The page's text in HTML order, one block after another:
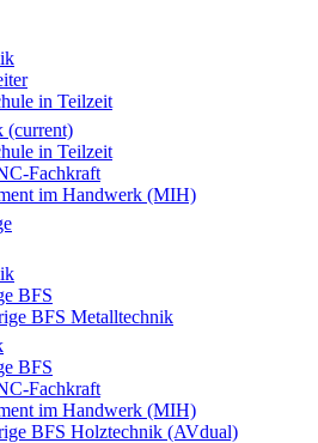
in Teilzeit
(current)
in Teilzeit
Fachkraft
im Handwerk (MIH)
BFS
BFS Metalltechnik
BFS
Fachkraft
im Handwerk (MIH)
BFS Holztechnik (AVdual)